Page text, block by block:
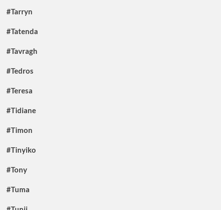
#Tarryn
#Tatenda
#Tavragh
#Tedros
#Teresa
#Tidiane
#Timon
#Tinyiko
#Tony
#Tuma